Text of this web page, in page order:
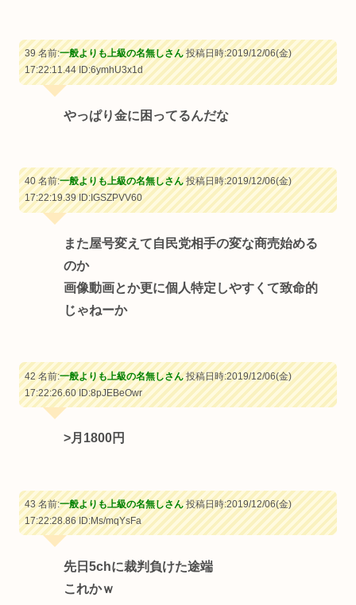
39 名前:一般よりも上級の名無しさん投稿日時:2019/12/06(金)
17:22:11.44ID:6ymhU3x1d
やっぱり金に困ってるんだな
40 名前:一般よりも上級の名無しさん投稿日時:2019/12/06(金)
17:22:19.39ID:IGSZPVV60
また屋号変えて自民党相手の変な商売始める
のか
画像動画とか更に個人特定しやすくて致命的
じゃねーか
42 名前:一般よりも上級の名無しさん投稿日時:2019/12/06(金)
17:22:26.60ID:8pJEBeOwr
>月1800円
43 名前:一般よりも上級の名無しさん投稿日時:2019/12/06(金)
17:22:28.86ID:Ms/mqYsFa
先日5chに裁判負けた途端
これかｗ